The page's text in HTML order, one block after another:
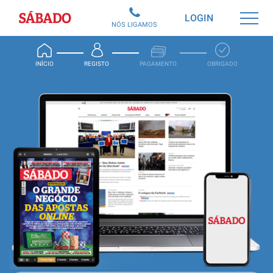
Sábado
INÍCIO REGISTO PAGAMENTO OBRIGADO
LOGIN
NÓS LIGAMOS